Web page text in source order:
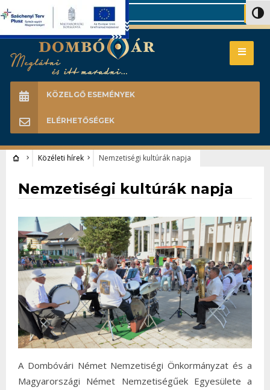
Search
KÖZELGŐ ESEMÉNYEK
ELÉRHETŐSÉGEK
Közéleti hírek Nemzetiségi kultúrák napja
Nemzetiségi kultúrák napja
A Dombóvári Német Nemzetiségi Önkormányzat és a
Magyarországi Német Nemzetiségűek Egyesülete a